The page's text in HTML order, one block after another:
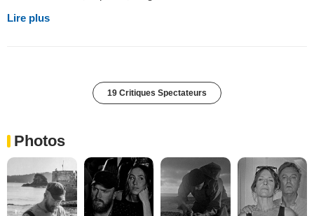
Lire plus
19 Critiques Spectateurs
Photos